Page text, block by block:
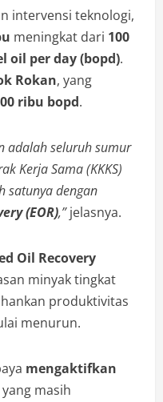
intervensi teknologi,
meningkat dari 100
oil per day (bopd).
Rokan, yang
ribu bopd.
adalah seluruh sumur
Kerja Sama (KKKS)
satunya dengan
(EOR),”jelasnya.
Oil Recovery
minyak tingkat
produktivitas
menurun.
mengaktifkan
yang masih